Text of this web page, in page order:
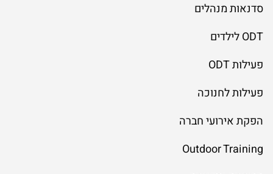
סדנאות מנהלים
ODT לילדים
פעילות ODT
פעילות לחנוכה
הפקת אירועי חברה
Outdoor Training